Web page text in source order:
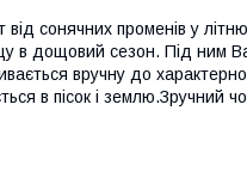
сонячних променів у
в дощовий сезон. Під ним
вручну до
в пісок і землю.Зручний